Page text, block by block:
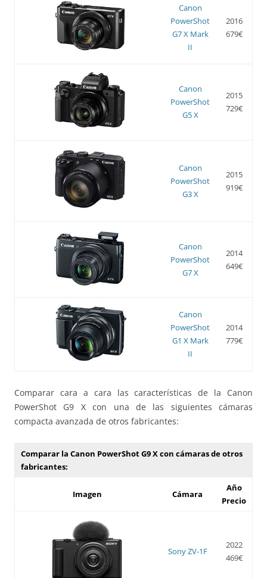
Canon
PowerShot
G7 X Mark
II
2016
679€
Canon
PowerShot
G5 X
2015
729€
Canon
PowerShot
G3 X
2015
919€
Canon
PowerShot
G7 X
2014
649€
Canon
PowerShot
G1 X Mark
II
2014
779€
Comparar cara a cara las características de la Canon
PowerShot G9 X con una de las siguientes cámaras
compacta avanzada de otros fabricantes:
Comparar la Canon PowerShot G9 X con cámaras de otros
fabricantes:
Imagen Cámara
Año
Precio
Sony ZV-1F
2022
469€